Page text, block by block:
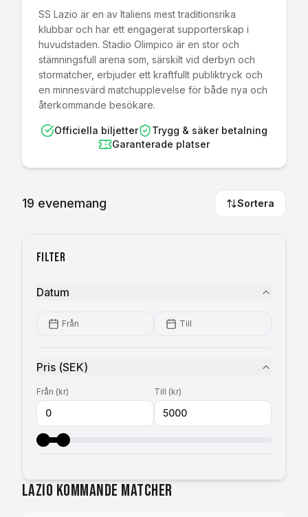
SS Lazio är en av Italiens mest traditionsrika
klubbar och har ett engagerat supporterskap i
huvudstaden. Stadio Olimpico är en stor och
stämningsfull arena som, särskilt vid derbyn och
stormatcher, erbjuder ett kraftfullt publiktryck och
en minnesvärd matchupplevelse för både nya och
återkommande besökare.
Officiella biljetter
Trygg & säker betalning
Garanterade platser
19 evenemang Sortera
Filter
Datum
Från Till
Pris (SEK)
Från (kr) Till (kr)
Lazio kommande matcher